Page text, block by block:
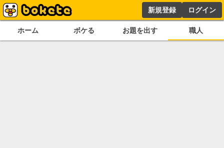
新規登録 ログイン
ホーム ボケる お題を出す 職人